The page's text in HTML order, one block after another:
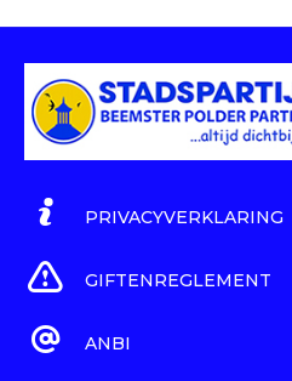
PRIVACYVERKLARING
GIFTENREGLEMENT
ANBI